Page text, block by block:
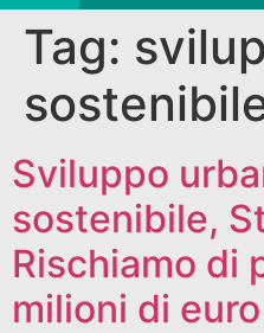
Tag:
Sviluppo
sostenibile,
Rischiamo di
milioni di euro